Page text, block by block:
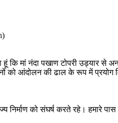
मां नंदा पखाण टोपरी उड्यार से
को आंदोलन की ढाल के रूप में प्रयोग
निर्माण को संघर्ष करते रहे। हमारे